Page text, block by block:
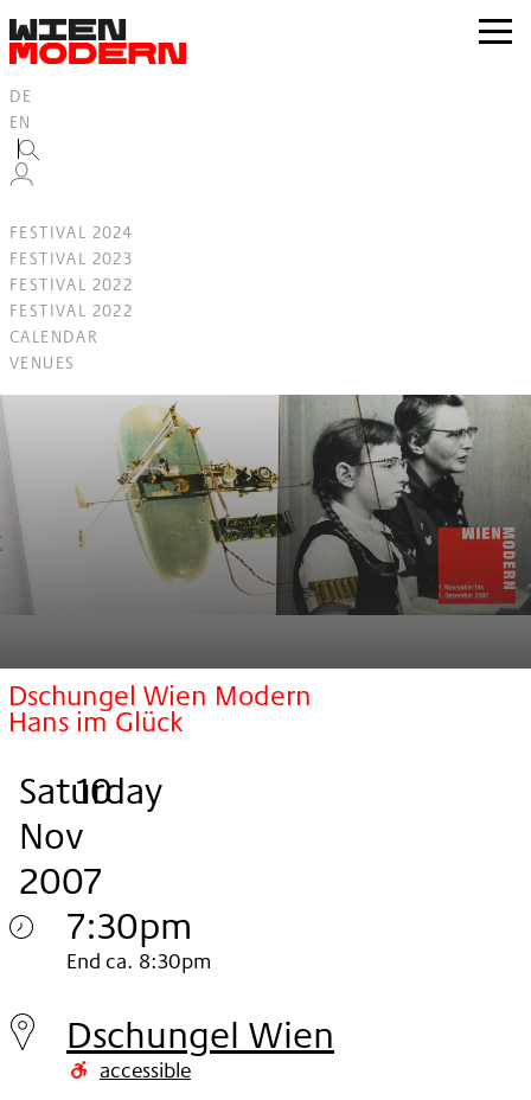
springen
zur
DE
EN
FESTIVAL 2024
FESTIVAL 2023
FESTIVAL 2022
FESTIVAL 2022
CALENDAR
VENUES
Dschungel Wien Modern
Hans im Glück
Saturday
, 10
.
Nov
2007
.
7:30pm
Saturday
10.
Nov
End ca. 8:30pm
Dschungel Wien
accessible